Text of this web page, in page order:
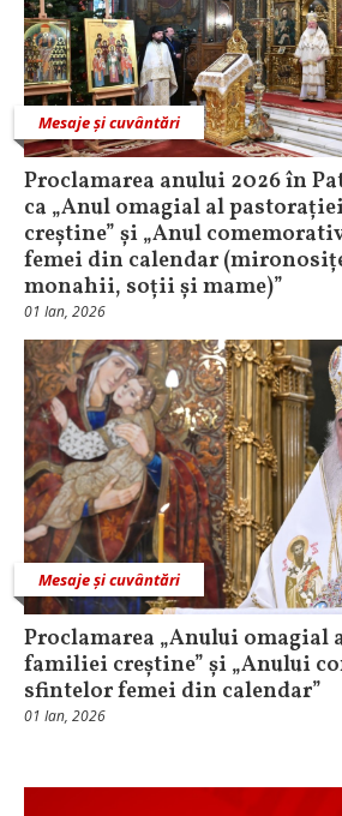
Mesaje și cuvântări
Proclamarea anului 2026 în
ca „Anul omagial al
creștine” și „Anul
femei din calendar
monahii, soții și mame)”
01 Ian, 2026
Mesaje și cuvântări
Proclamarea „Anului omagial
familiei creștine” și „Anului
sfintelor femei din calendar”
01 Ian, 2026